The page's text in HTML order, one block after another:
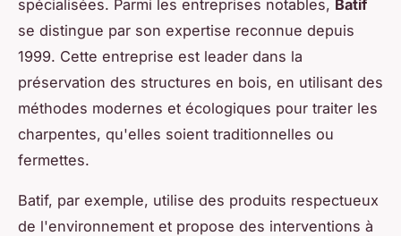
spécialisées. Parmi les entreprises notables, Batif
se distingue par son expertise reconnue depuis
1999. Cette entreprise est leader dans la
préservation des structures en bois, en utilisant des
méthodes modernes et écologiques pour traiter les
charpentes, qu'elles soient traditionnelles ou
fermettes.
Batif, par exemple, utilise des produits respectueux
de l'environnement et propose des interventions à